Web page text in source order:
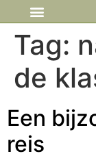
Tag:
de
Een
reis